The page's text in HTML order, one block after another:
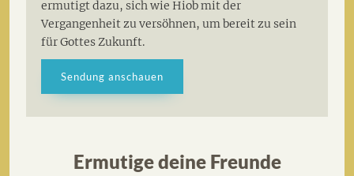
ermutigt dazu, sich wie Hiob mit der
Vergangenheit zu versöhnen, um bereit zu sein
für Gottes Zukunft.
Sendung anschauen
Ermutige deine Freunde